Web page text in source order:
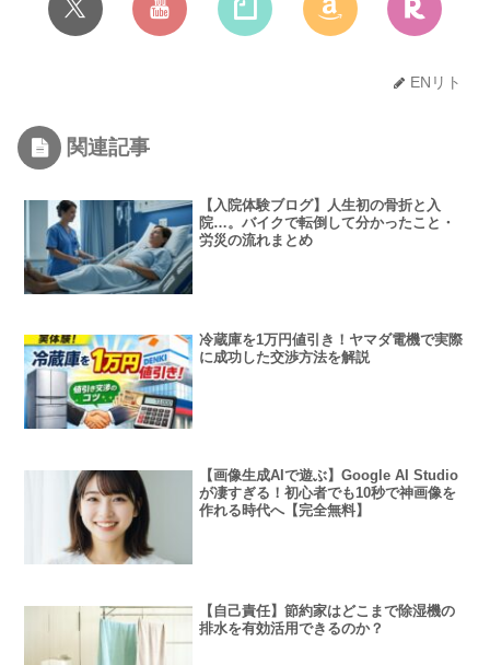
ENリト
関連記事
【入院体験ブログ】人生初の骨折と入
院…。バイクで転倒して分かったこと・
労災の流れまとめ
冷蔵庫を1万円値引き！ヤマダ電機で実際
に成功した交渉方法を解説
【画像生成AIで遊ぶ】Google AI Studio
が凄すぎる！初心者でも10秒で神画像を
作れる時代へ【完全無料】
【自己責任】節約家はどこまで除湿機の
排水を有効活用できるのか？